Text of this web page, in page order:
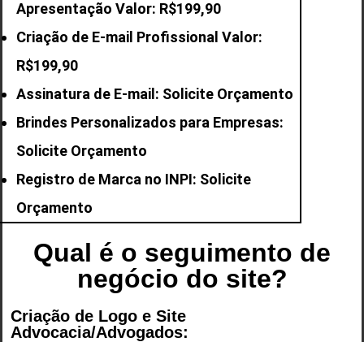
Apresentação Valor: R$199,90
Criação de E-mail Profissional Valor:
R$199,90
Assinatura de E-mail: Solicite Orçamento
Brindes Personalizados para Empresas:
Solicite Orçamento
Registro de Marca no INPI: Solicite
Orçamento
Qual é o seguimento de
negócio do site?
Criação de Logo e Site
Advocacia/Advogados: